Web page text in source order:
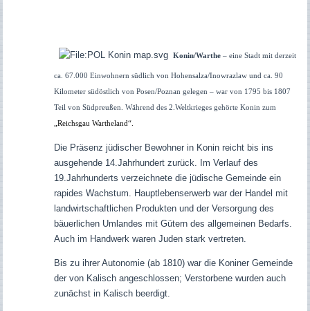
Konin/Warthe– eine Stadt mit derzeit
ca. 67.000 Einwohnern südlich von Hohensalza/Inowrazlaw und ca. 90
Kilometer südöstlich von Posen/Poznan gelegen – war von 1795 bis 1807
Teil von Südpreußen. Während des 2.Weltkrieges gehörte Konin zum
„Reichsgau Wartheland“.
Die Präsenz jüdischer Bewohner in Konin reicht bis ins
ausgehende 14.Jahrhundert zurück. Im Verlauf des
19.Jahrhunderts verzeichnete die jüdische Gemeinde ein
rapides Wachstum. Hauptlebenserwerb war der Handel mit
landwirtschaftlichen Produkten und der Versorgung des
bäuerlichen Umlandes mit Gütern des allgemeinen Bedarfs.
Auch im Handwerk waren Juden stark vertreten.
Bis zu ihrer Autonomie (ab 1810) war die Koniner Gemeinde
der von Kalisch angeschlossen; Verstorbene wurden auch
zunächst in Kalisch beerdigt.